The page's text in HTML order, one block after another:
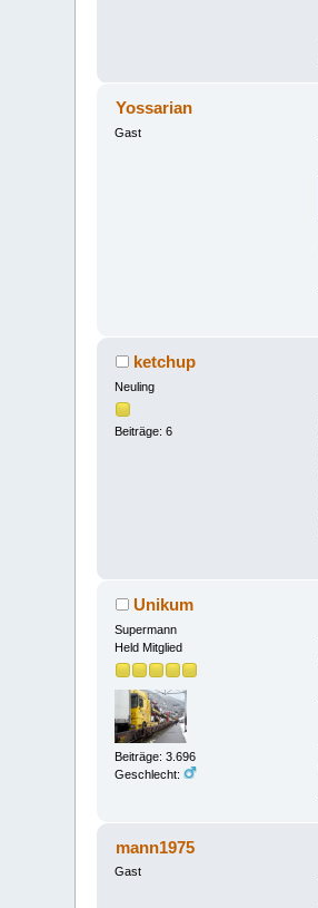
Yossarian
Gast
ketchup
Neuling
Beiträge: 6
Unikum
Supermann
Held Mitglied
Beiträge: 3.696
Geschlecht:
mann1975
Gast